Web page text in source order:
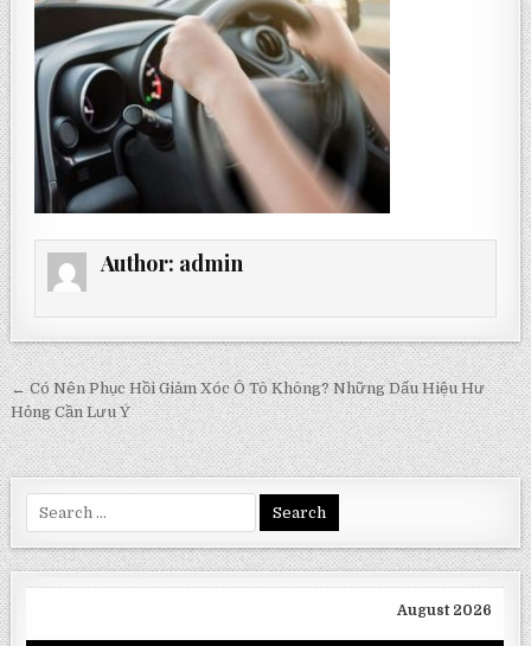
Author: admin
Post
navigation
← Có Nên Phục Hồi Giảm Xóc Ô Tô Không? Những Dấu Hiệu Hư
Hỏng Cần Lưu Ý
for:
August 2026